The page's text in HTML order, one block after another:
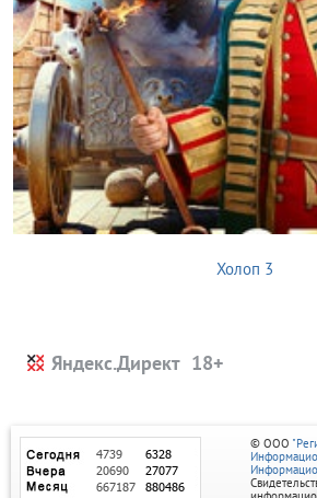
Холоп 3
Яндекс.Директ
© ООО